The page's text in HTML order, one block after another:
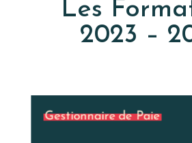
Les
2023 –